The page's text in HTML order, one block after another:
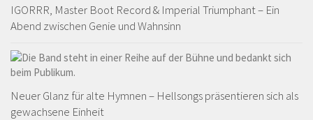
IGORRR, Master Boot Record & Imperial Triumphant – Ein
Abend zwischen Genie und Wahnsinn
Neuer Glanz für alte Hymnen – Hellsongs präsentieren sich als
gewachsene Einheit